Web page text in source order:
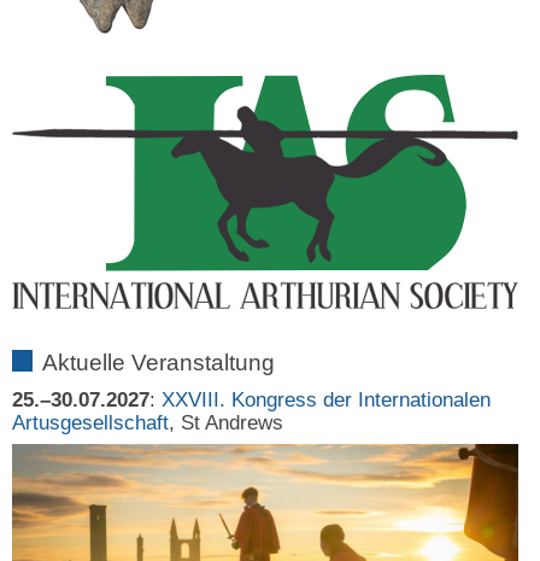
Aktuelle Veranstaltung
25.–30.07.2027: XXVIII. Kongress der Internationalen
Artusgesellschaft, St Andrews